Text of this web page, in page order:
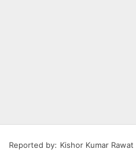
Reported by: Kishor Kumar Rawat